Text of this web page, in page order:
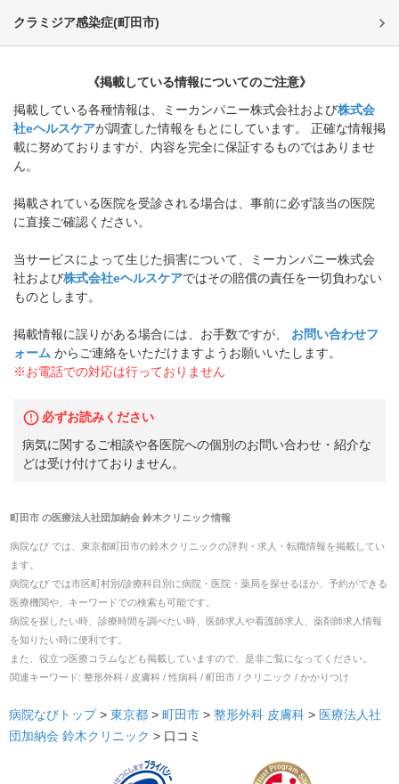
クラミジア感染症(町田市)
《掲載している情報についてのご注意》
掲載している各種情報は、ミーカンパニー株式会社および株式会
社eヘルスケアが調査した情報をもとにしています。 正確な情報掲
載に努めておりますが、内容を完全に保証するものではありませ
ん。
掲載されている医院を受診される場合は、事前に必ず該当の医院
に直接ご確認ください。
当サービスによって生じた損害について、ミーカンパニー株式会
社および株式会社eヘルスケアではその賠償の責任を一切負わない
ものとします。
掲載情報に誤りがある場合には、お手数ですが、
お問い合わせフ
ォーム からご連絡をいただけますようお願いいたします。
※お電話での対応は行っておりません
必ずお読みください
病気に関するご相談や各医院への個別のお問い合わせ・紹介な
どは受け付けておりません。
町田市の医療法人社団加納会 鈴木クリニック情報
病院なび では、 東京都町田市の鈴木クリニックの評判・求人・転職情報を掲載してい
ます。
病院なび では市区町村別/診療科目別に病院・医院・薬局を探せるほか、予約ができる
医療機関や、キーワードでの検索も可能です。
病院を探したい時、診療時間を調べたい時、医師求人や看護師求人、薬剤師求人情報
を知りたい時に便利です。
また、役立つ医療コラムなども掲載していますので、是非ご覧になってください。
関連キーワード: 整形外科 / 皮膚科 / 性病科 / 町田市 / クリニック / かかりつけ
病院なびトップ > 東京都 > 町田市 > 整形外科 皮膚科 > 医療法人社
団加納会 鈴木クリニック > 口コミ